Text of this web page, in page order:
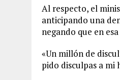
Al respecto, el
anticipando una
negando que en
«Un millón de
pido disculpas a mi